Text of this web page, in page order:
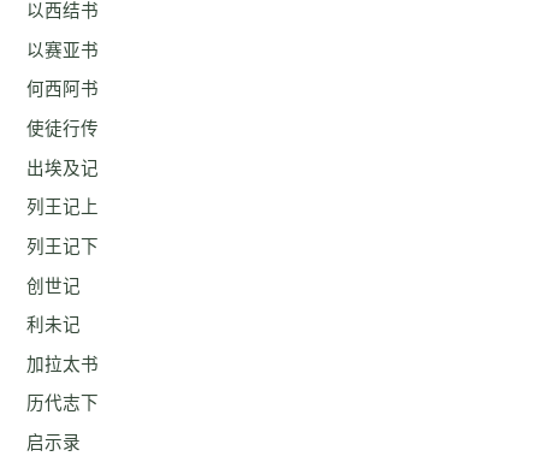
以西结书
以赛亚书
何西阿书
使徒行传
出埃及记
列王记上
列王记下
创世记
利未记
加拉太书
历代志下
启示录